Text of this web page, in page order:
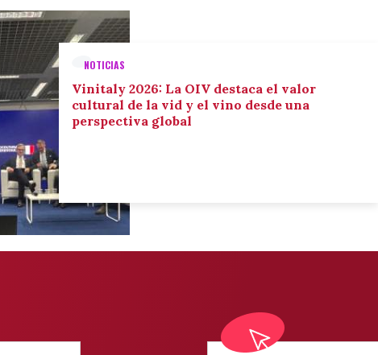
NOTICIAS
Vinitaly 2026: La OIV destaca el valor
cultural de la vid y el vino desde una
perspectiva global